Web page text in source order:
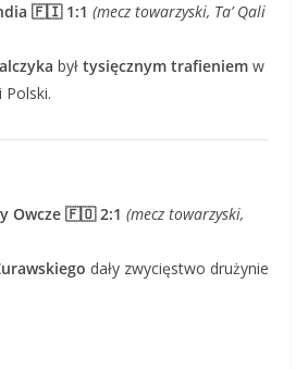
🇫🇮 1:1 (mecz towarzyski, Ta’ Qali
był tysięcznym trafieniem w
Owcze 🇫🇴 2:1 (mecz towarzyski,
dały zwycięstwo drużynie